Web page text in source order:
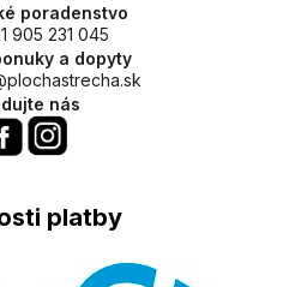
poradenstvo
905 231 045
a dopyty
nás
platby